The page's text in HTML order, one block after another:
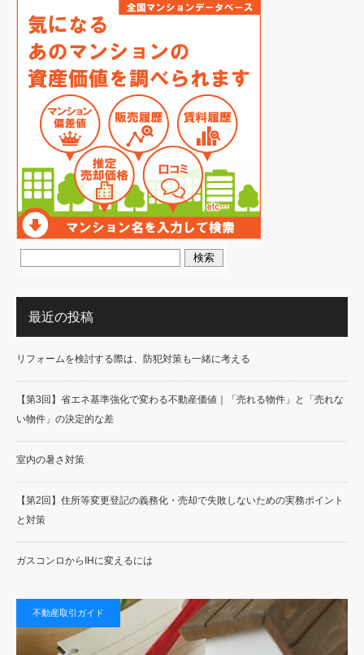
最近の投稿
リフォームを検討する際は、防犯対策も一緒に考える
【第3回】省エネ基準強化で変わる不動産価値｜「売れる物件」と「売れな
い物件」の決定的な差
室内の暑さ対策
【第2回】住所等変更登記の義務化・売却で失敗しないための実務ポイント
と対策
ガスコンロからIHに変えるには
不動産取引ガイド